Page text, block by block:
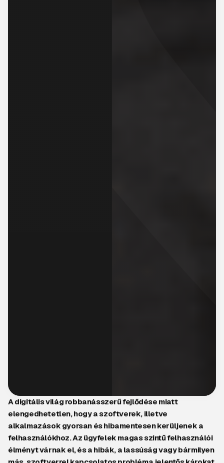
A digitális világ robbanásszerű fejlődése miatt
elengedhetetlen, hogy a szoftverek, illetve
alkalmazások gyorsan és hibamentesen kerüljenek a
felhasználókhoz. Az ügyfelek magas szintű felhasználói
élményt várnak el, és a hibák, a lassúság vagy bármilyen